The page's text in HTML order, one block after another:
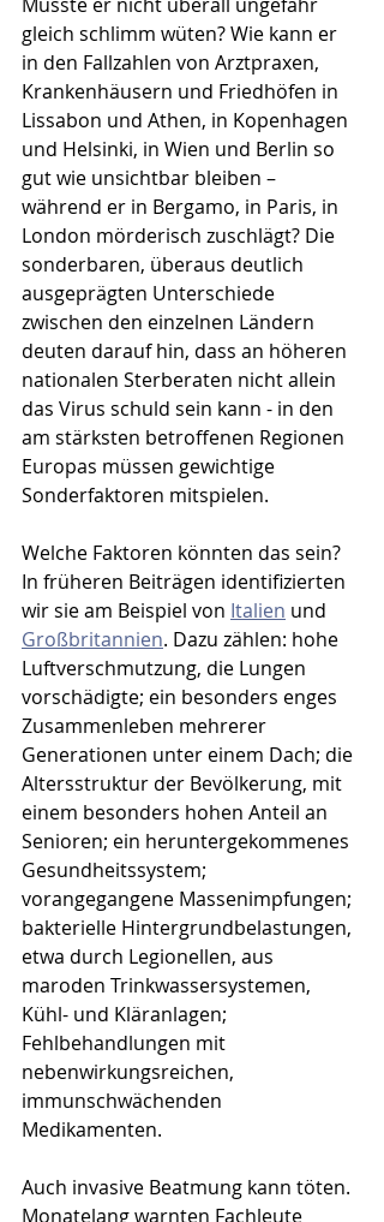
gleich schlimm wüten? Wie kann er
in den Fallzahlen von Arztpraxen,
Krankenhäusern und Friedhöfen in
Lissabon und Athen, in Kopenhagen
und Helsinki, in Wien und Berlin so
gut wie unsichtbar bleiben –
während er in Bergamo, in Paris, in
London mörderisch zuschlägt? Die
sonderbaren, überaus deutlich
ausgeprägten Unterschiede
zwischen den einzelnen Ländern
deuten darauf hin, dass an höheren
nationalen Sterberaten nicht allein
das Virus schuld sein kann - in den
am stärksten betroffenen Regionen
Europas müssen gewichtige
Sonderfaktoren mitspielen.
Welche Faktoren könnten das sein?
In früheren Beiträgen identifizierten
wir sie am Beispiel von Italien und
Großbritannien. Dazu zählen: hohe
Luftverschmutzung, die Lungen
vorschädigte; ein besonders enges
Zusammenleben mehrerer
Generationen unter einem Dach; die
Altersstruktur der Bevölkerung, mit
einem besonders hohen Anteil an
Senioren; ein heruntergekommenes
Gesundheitssystem;
vorangegangene Massenimpfungen;
bakterielle Hintergrundbelastungen,
etwa durch Legionellen, aus
maroden Trinkwassersystemen,
Kühl- und Kläranlagen;
Fehlbehandlungen mit
nebenwirkungsreichen,
immunschwächenden
Medikamenten.
Auch invasive Beatmung kann töten.
Monatelang warnten Fachleute